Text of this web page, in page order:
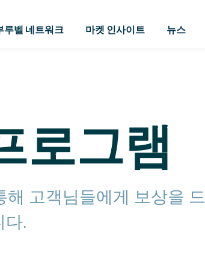
루벨 네트워크 마켓 인사이트 뉴스
로그램
고객님들에게 보상을 드
다.